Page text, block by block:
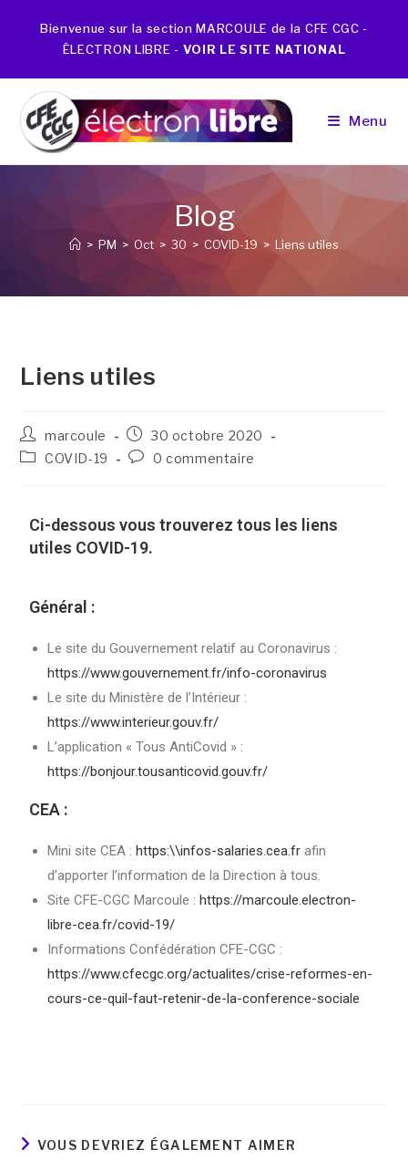
Bienvenue sur la section MARCOULE de la CFE CGC -
ÉLECTRON LIBRE - VOIR LE SITE NATIONAL
Menu
Blog
> PM > Oct > 30 > COVID-19 > Liens utiles
Liens utiles
marcoule
30 octobre 2020
COVID-19
0 commentaire
Ci-dessous vous trouverez tous les liens
utiles COVID-19.
Général :
Le site du Gouvernement relatif au Coronavirus :
https://www.gouvernement.fr/info-coronavirus
Le site du Ministère de l’Intérieur :
https://www.interieur.gouv.fr/
L’application « Tous AntiCovid » :
https://bonjour.tousanticovid.gouv.fr/
CEA :
Mini site CEA :https:\\infos-salaries.cea.frafin
d’apporter l’information de la Direction à tous.
Site CFE-CGC Marcoule :https://marcoule.electron-
libre-cea.fr/covid-19/
Informations Confédération CFE-CGC :
https://www.cfecgc.org/actualites/crise-reformes-en-
cours-ce-quil-faut-retenir-de-la-conference-sociale
VOUS DEVRIEZ ÉGALEMENT AIMER